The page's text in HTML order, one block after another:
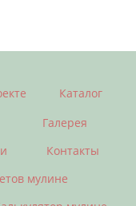
Каталог
Галерея
Контакты
мулине